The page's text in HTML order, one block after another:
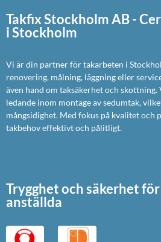
Takfix Stockholm AB -
i Stockholm
Vi är din partner för takarbeten i
renovering, målning, läggning eller
även hand om taksäkerhet och skottning.
ledande inom montage av sedumtak,
mångsidighet. Med fokus på kvalitet och
takbehov effektivt och pålitligt.
Trygghet och säkerhet
anställda